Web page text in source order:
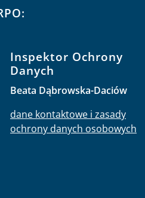
Inspektor Ochrony
Danych
Beata Dąbrowska-Daciów
dane kontaktowe i zasady
ochrony danych osobowych